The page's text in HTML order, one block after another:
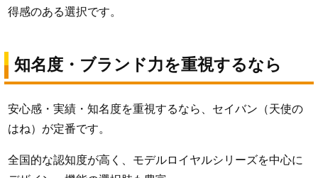
得感のある選択です。
知名度・ブランド力を重視するなら
安心感・実績・知名度を重視するなら、セイバン（天使の
はね）が定番です。
全国的な認知度が高く、モデルロイヤルシリーズを中心に